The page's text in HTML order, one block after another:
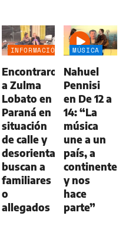
INFORMACIÓN
Encontraron
a Zulma
Lobato en
Paraná en
situación
de calle y
desorientada:
buscan a
familiares
o
allegados
MÚSICA
Nahuel
Pennisi
en De 12 a
14: “La
música
une a un
país, a
continentes
y nos
hace
parte”